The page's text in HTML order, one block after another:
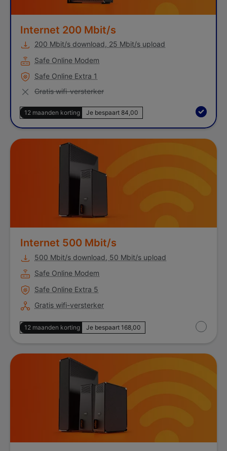
Internet 200 Mbit/s
200 Mbit/s download, 25 Mbit/s upload
Safe Online Modem
Safe Online Extra 1
Niet van toepassing
Gratis wifi-versterker
12 maanden korting Je bespaart 84,00
Internet 500 Mbit/s
Internet 500 Mbit/s
500 Mbit/s download, 50 Mbit/s upload
Safe Online Modem
Safe Online Extra 5
Gratis wifi-versterker
12 maanden korting Je bespaart 168,00
Internet 1 Gbit/s